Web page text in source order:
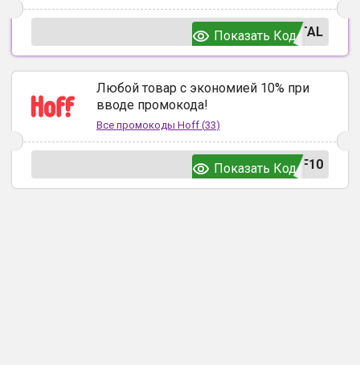
TAL
Показать Код
Любой товар с экономией 10% при
вводе промокода!
Все промокоды Hoff (33)
F10
Показать Код